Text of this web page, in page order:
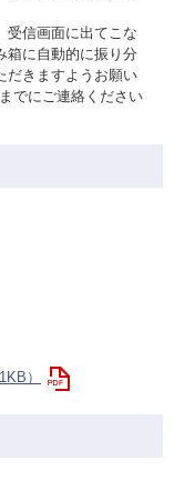
受信画面に出てこな
箱に自動的に振り分
だきますようお願い
でにご連絡ください
）